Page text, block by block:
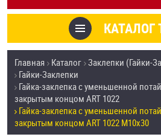
ОТЗЫВЫ
УСЛУГИ
СКИДКИ
ОПТ
КАТАЛОГ
Товары со скидкой
Анкеры
Антивандальный крепёж,
Главная Каталог Заклепки (Гайки-
Гайки-Заклепки
Гайка-заклепка с уменьшенной
закрытым концом ART 1022
Гайка-заклепка с уменьшенной
закрытым концом ART 1022 M10х30